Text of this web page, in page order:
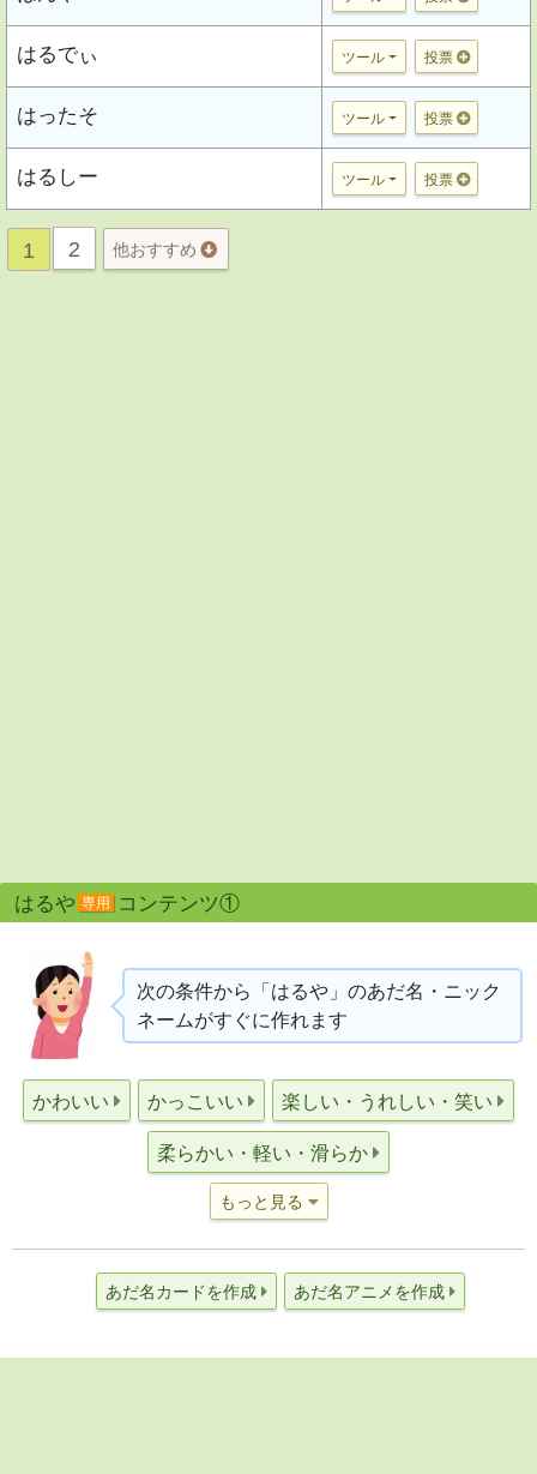
はるでぃ ツール 投票
はったそ ツール 投票
はるしー ツール 投票
1 2 他おすすめ
はるや 専用 コンテンツ①
次の条件から「はるや」のあだ名・ニック
ネームがすぐに作れます
かわいい かっこいい 楽しい・うれしい・笑い
柔らかい・軽い・滑らか
もっと見る
あだ名カードを作成 あだ名アニメを作成